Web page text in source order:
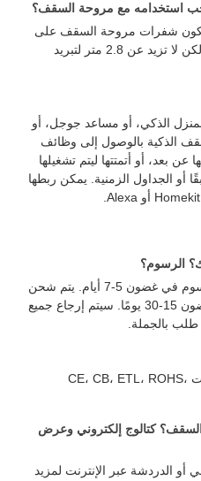
استخدامه مع مروحة السقف؟
شفرات مروحة السقف على
بعد 2.4 متر على الأقل من الأرض ولكن لا تزيد عن 2.8 متر لتبريد
الذكي، أو مساعد جوجل، أو
الذكية بالوصول إلى وظائف
بعد، أو أتمتتها ليتم تشغيلها
أو الجداول الزمنية. يمكن ربطها
الرسوم؟
يتم شحن العناصر العادية بنفس الرسوم في غضون 5-7 أيام. يتم شحن
عينات التطوير الجديدة مرتين في غضون 15-30 يومًا. سيتم إرجاع جميع
بالجملة.
حصلت منتجاتنا الرئيسية على شهادات CE، CB، ETL، ROHS،
كتالوج إلكتروني وعرض
أو الدردشة عبر الإنترنت لمزيد